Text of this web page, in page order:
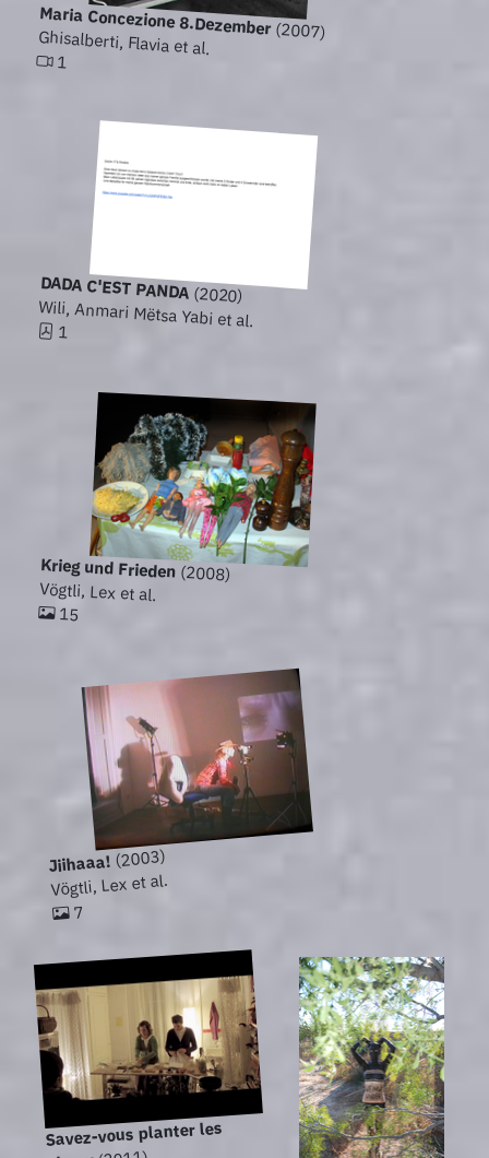
Maria Concezione 8.Dezember(2007)
Ghisalberti, Flavia et al.
1
DADA C'EST PANDA(2020)
Wili, Anmari Mëtsa Yabi et al.
1
Krieg und Frieden(2008)
Vögtli, Lex et al.
15
Jiihaaa!(2003)
Vögtli, Lex et al.
7
Savez-vous planter les